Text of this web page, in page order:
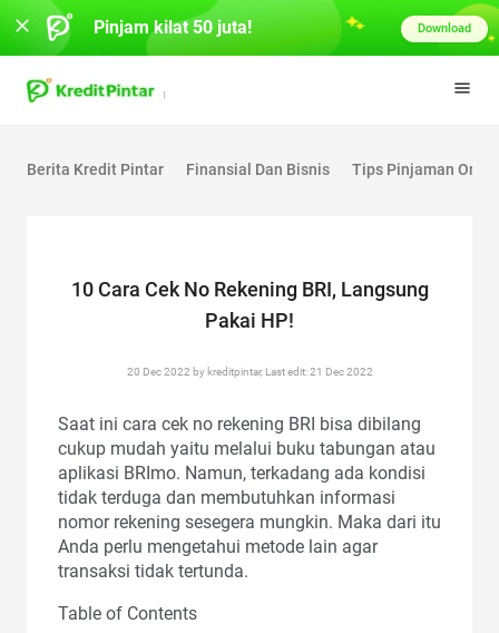
Berita Kredit Pintar Finansial Dan Bisnis Tips Pinjaman
10 Cara Cek No Rekening BRI, Langsung
Pakai HP!
20 Dec 2022 by kreditpintar, Last edit: 21 Dec 2022
Saat ini cara cek no rekening BRI bisa dibilang
cukup mudah yaitu melalui buku tabungan atau
aplikasi BRImo. Namun, terkadang ada kondisi
tidak terduga dan membutuhkan informasi
nomor rekening sesegera mungkin. Maka dari itu
Anda perlu mengetahui metode lain agar
transaksi tidak tertunda.
Table of Contents
Pinjam kilat 50 juta! Download